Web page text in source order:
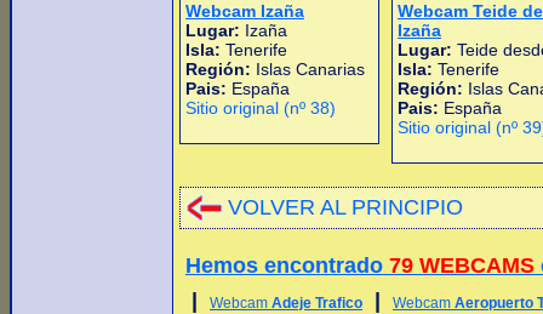
Webcam Izaña
Lugar: Izaña
Isla: Tenerife
Región: Islas Canarias
Pais: España
Sitio original (nº 38)
Webcam Teide
Izaña
Lugar: Teide
Isla: Tenerife
Región: Islas
Pais: España
Sitio original (nº
VOLVER AL PRINCIPIO
Hemos encontrado 79 WEBCAMS
Webcam Adeje Trafico Webcam Aeropuerto